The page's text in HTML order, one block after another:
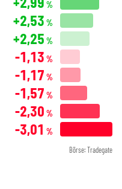
%
+2,53 %
+2,25 %
-1,13 %
-1,17 %
-1,57 %
-2,30 %
-3,01 %
Börse: Tradegate